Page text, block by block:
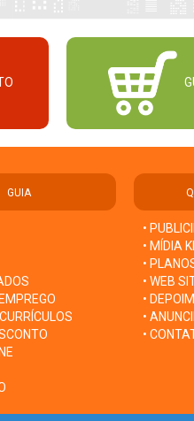
GUIA
•
• MÍDIA
•
• WEB
•
•
•